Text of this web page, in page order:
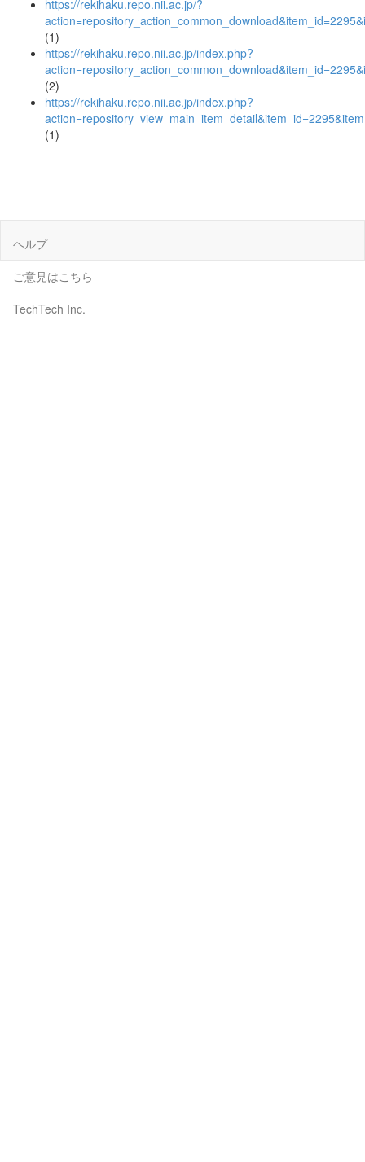
https://rekihaku.repo.nii.ac.jp/?
(1)
https://rekihaku.repo.nii.ac.jp/index.php?
(2)
https://rekihaku.repo.nii.ac.jp/index.php?
(1)
ヘルプ
ご意見はこちら
TechTech Inc.